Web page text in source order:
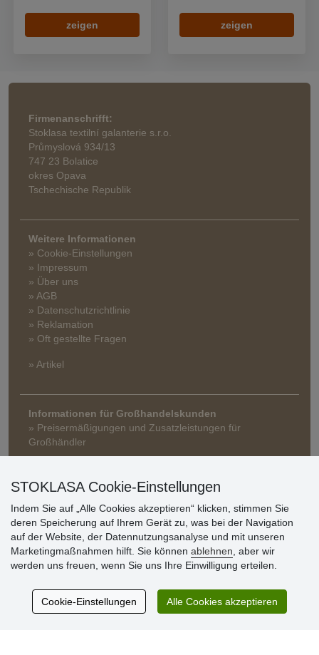
zeigen zeigen
Firmenanschrifft:
Stoklasa textilní galanterie s.r.o.
Průmyslová 934/13
747 23 Bolatice
okres Opava
Tschechische Republik
Weitere Informationen
» Cookie-Einstellungen
» Impressum
» Über uns
» AGB
» Datenschutzrichtlinie
» Reklamation
» Oft gestellte Fragen
» Artikel
Informationen für Großhandelskunden
» Preisermäßigungen und Zusatzleistungen für
Großhändler
Kundenbewertung
Sehr schöne Ware zu günstigen Preisen. Sehr
STOKLASA Cookie-Einstellungen
Indem Sie auf „Alle Cookies akzeptieren“ klicken, stimmen Sie
deren Speicherung auf Ihrem Gerät zu, was bei der Navigation
auf der Website, der Datennutzungsanalyse und mit unseren
Marketingmaßnahmen hilft. Sie können ablehnen , aber wir
werden uns freuen, wenn Sie uns Ihre Einwilligung erteilen.
Cookie-Einstellungen Alle Cookies akzeptieren